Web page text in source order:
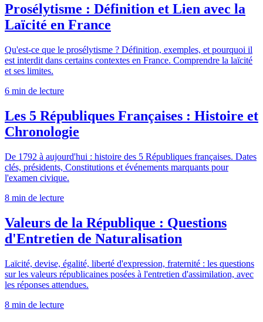
Prosélytisme : Définition et Lien avec la
Laïcité en France
Qu'est-ce que le prosélytisme ? Définition, exemples, et pourquoi il
est interdit dans certains contextes en France. Comprendre la laïcité
et ses limites.
6 min de lecture
Les 5 Républiques Françaises : Histoire et
Chronologie
De 1792 à aujourd'hui : histoire des 5 Républiques françaises. Dates
clés, présidents, Constitutions et événements marquants pour
l'examen civique.
8 min de lecture
Valeurs de la République : Questions
d'Entretien de Naturalisation
Laïcité, devise, égalité, liberté d'expression, fraternité : les questions
sur les valeurs républicaines posées à l'entretien d'assimilation, avec
les réponses attendues.
8 min de lecture